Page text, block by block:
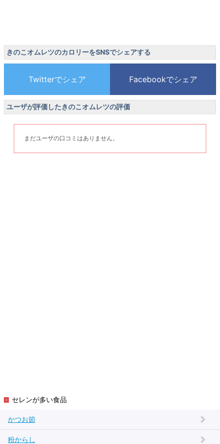
きのこオムレツのカロリーをSNSでシェアする
ユーザが評価したきのこオムレツの評価
まだユーザの口コミはありません。
セレンが多い食品
かつお節
粉からし